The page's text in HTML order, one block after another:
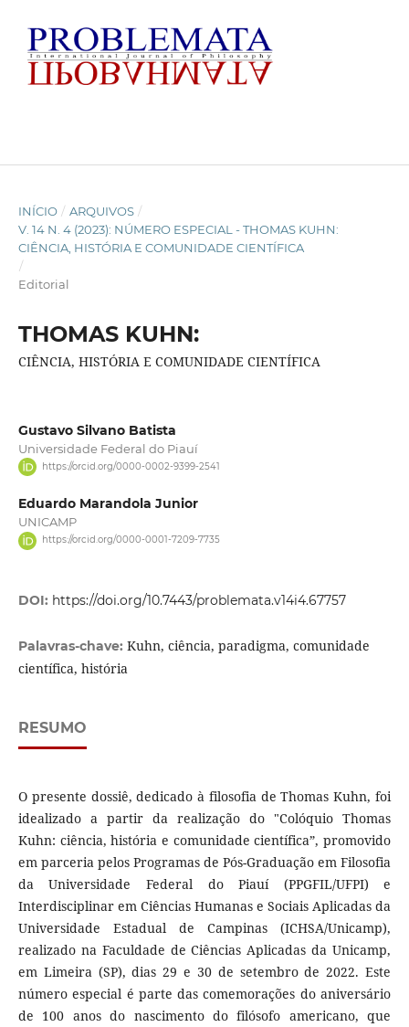
INÍCIO / ARQUIVOS /
V. 14 N. 4 (2023): NÚMERO ESPECIAL - THOMAS KUHN:
CIÊNCIA, HISTÓRIA E COMUNIDADE CIENTÍFICA
/
Editorial
THOMAS KUHN:
CIÊNCIA, HISTÓRIA E COMUNIDADE CIENTÍFICA
Gustavo Silvano Batista
Universidade Federal do Piauí
https://orcid.org/0000-0002-9399-2541
Eduardo Marandola Junior
UNICAMP
https://orcid.org/0000-0001-7209-7735
DOI: https://doi.org/10.7443/problemata.v14i4.67757
Palavras-chave: Kuhn, ciência, paradigma, comunidade
científica, história
RESUMO
O presente dossiê, dedicado à filosofia de Thomas Kuhn, foi
idealizado a partir da realização do "Colóquio Thomas
Kuhn: ciência, história e comunidade científica”, promovido
em parceria pelos Programas de Pós-Graduação em Filosofia
da Universidade Federal do Piauí (PPGFIL/UFPI) e
Interdisciplinar em Ciências Humanas e Sociais Aplicadas da
Universidade Estadual de Campinas (ICHSA/Unicamp),
realizado na Faculdade de Ciências Aplicadas da Unicamp,
em Limeira (SP), dias 29 e 30 de setembro de 2022. Este
número especial é parte das comemorações do aniversário
de 100 anos do nascimento do filósofo americano, que